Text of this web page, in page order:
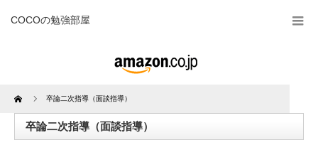
COCOの勉強部屋
Home 卒論二次指導（面談指導）
卒論二次指導（面談指導）